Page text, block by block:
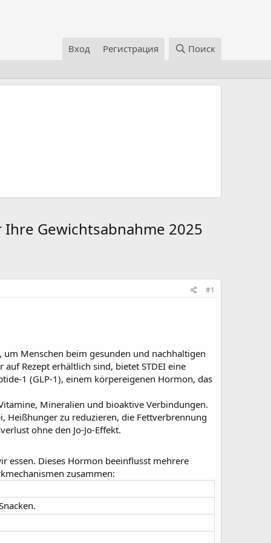
Вход Регистрация Поиск
Gewichtsabnahme 2025
#1
Menschen beim gesunden und nachhaltigen
Rezept erhältlich sind, bietet STDEI eine
1 (GLP-1), einem körpereigenen Hormon, das
Mineralien und bioaktive Verbindungen.
Heißhunger zu reduzieren, die Fettverbrennung
ohne den Jo-Jo-Effekt.
essen. Dieses Hormon beeinflusst mehrere
zusammen: